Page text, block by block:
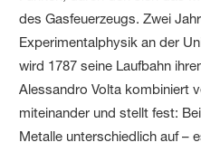
des Gasfeuerzeugs. Zwei
Experimentalphysik an der
wird 1787 seine Laufbahn
Alessandro Volta kombiniert
miteinander und stellt fest:
Metalle unterschiedlich auf –